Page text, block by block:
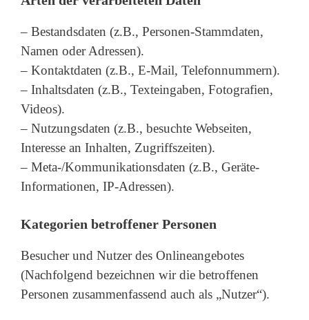
– Bestandsdaten (z.B., Personen-Stammdaten,
Namen oder Adressen).
– Kontaktdaten (z.B., E-Mail, Telefonnummern).
– Inhaltsdaten (z.B., Texteingaben, Fotografien,
Videos).
– Nutzungsdaten (z.B., besuchte Webseiten,
Interesse an Inhalten, Zugriffszeiten).
– Meta-/Kommunikationsdaten (z.B., Geräte-
Informationen, IP-Adressen).
Kategorien betroffener Personen
Besucher und Nutzer des Onlineangebotes
(Nachfolgend bezeichnen wir die betroffenen
Personen zusammenfassend auch als „Nutzer“).